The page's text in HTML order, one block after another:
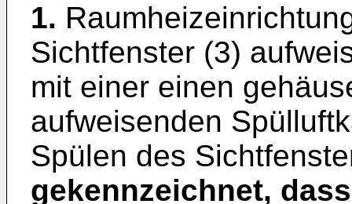
1.
Sichtfenster (3)
mit einer einen
aufweisenden
Spülen des
gekennzeichnet, dass